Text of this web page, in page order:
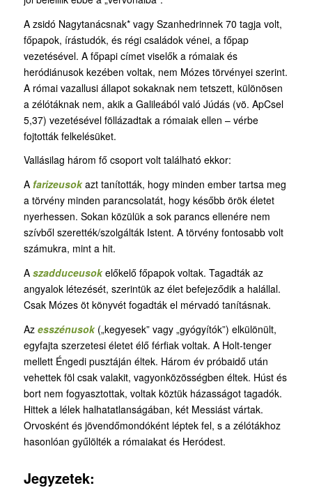
A zsidó Nagytanácsnak* vagy Szanhedrinnek 70 tagja volt,
főpapok, írástudók, és régi családok vénei, a főpap
vezetésével. A főpapi címet viselők a rómaiak és
heródiánusok kezében voltak, nem Mózes törvényei szerint.
A római vazallusi állapot sokaknak nem tetszett, különösen
a zélótáknak nem, akik a Galileából való Júdás (vö. ApCsel
5,37) vezetésével föllázadtak a rómaiak ellen – vérbe
fojtották felkelésüket.
Vallásilag három fő csoport volt található ekkor:
A farizeusokazt tanították, hogy minden ember tartsa meg
a törvény minden parancsolatát, hogy később örök életet
nyerhessen. Sokan közülük a sok parancs ellenére nem
szívből szerették/szolgálták Istent. A törvény fontosabb volt
számukra, mint a hit.
A szadduceusokelőkelő főpapok voltak. Tagadták az
angyalok létezését, szerintük az élet befejeződik a halállal.
Csak Mózes öt könyvét fogadták el mérvadó tanításnak.
Az esszénusok („kegyesek” vagy „gyógyítók”) elkülönült,
egyfajta szerzetesi életet élő férfiak voltak. A Holt-tenger
mellett Éngedi pusztáján éltek. Három év próbaidő után
vehettek föl csak valakit, vagyonközösségben éltek. Húst és
bort nem fogyasztottak, voltak köztük házasságot tagadók.
Hittek a lélek halhatatlanságában, két Messiást vártak.
Orvosként és jövendőmondóként léptek fel, s a zélótákhoz
hasonlóan gyűlölték a rómaiakat és Heródest.
Jegyzetek: